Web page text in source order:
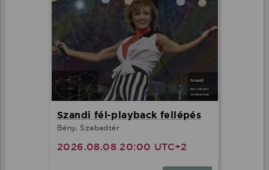
Szandi fél-playback fellépés
Bény, Szabadtér
2026.08.08 20:00 UTC+2